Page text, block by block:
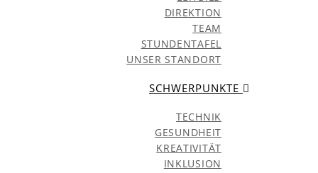
DIREKTION
TEAM
STUNDENTAFEL
UNSER STANDORT
SCHWERPUNKTE
TECHNIK
GESUNDHEIT
KREATIVITÄT
INKLUSION